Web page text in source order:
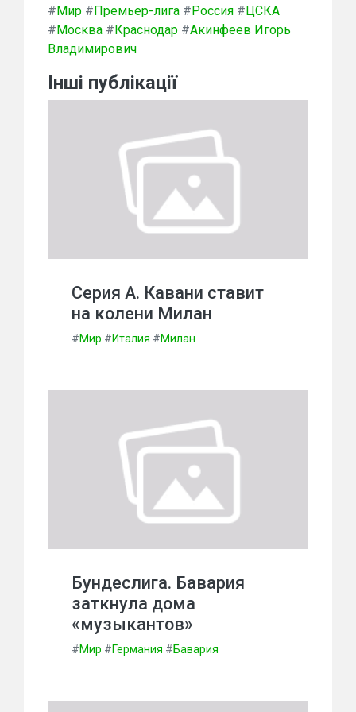
#Мир #Премьер-лига #Россия #ЦСКА
#Москва #Краснодар #Акинфеев Игорь
Владимирович
Інші публікації
Серия А. Кавани ставит
на колени Милан
#Мир #Италия #Милан
Бундеслига. Бавария
заткнула дома
«музыкантов»
#Мир #Германия #Бавария